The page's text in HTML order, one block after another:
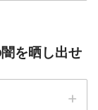
を晒し出せ